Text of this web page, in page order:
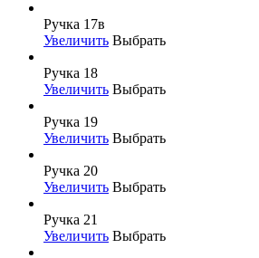
Ручка 17в
Увеличить Выбрать
Ручка 18
Увеличить Выбрать
Ручка 19
Увеличить Выбрать
Ручка 20
Увеличить Выбрать
Ручка 21
Увеличить Выбрать